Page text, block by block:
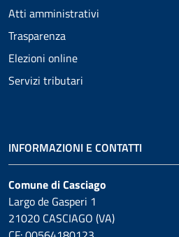
Atti amministrativi
Trasparenza
Elezioni online
Servizi tributari
INFORMAZIONI E CONTATTI
Comune di Casciago
Largo de Gasperi 1
21020 CASCIAGO (VA)